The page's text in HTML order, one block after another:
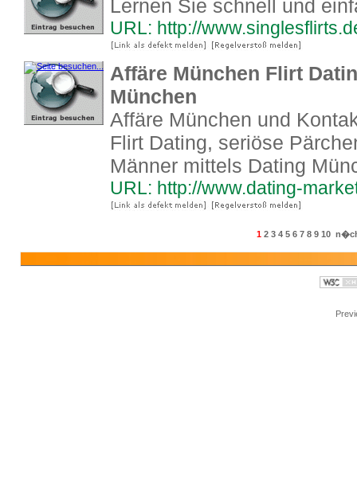
Lernen Sie schnell und
URL: http://
Affäre München Flirt
München
Affäre München und
Flirt Dating, seriöse
Männer mittels Dating
URL: http://www.dating-
1 2 3 4 5 6 7 8 9 10